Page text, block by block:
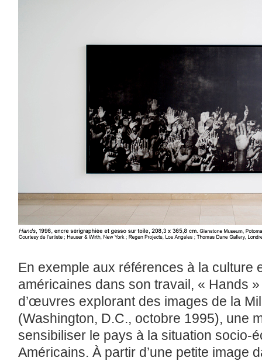
En exemple aux références à la culture
américaines dans son travail, « Hands »
d’œuvres explorant des images de la
(Washington, D.C., octobre 1995), une
sensibiliser le pays à la situation socio-
Américains. À partir d’une petite image